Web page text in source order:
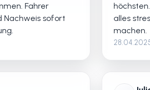
Fahrer
Nachweis sofort
alles
machen.